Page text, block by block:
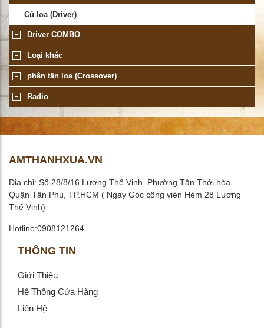
Củ loa (Driver)
Driver COMBO
Loại khác
phân tần loa (Crossover)
Radio
AMTHANHXUA.VN
Địa chỉ: Số 28/8/16 Lương Thế Vinh, Phường Tân Thới hòa,
Quận Tân Phú, TP.HCM ( Ngay Góc công viên Hẻm 28 Lương
Thế Vinh)
Hotline:0908121264
THÔNG TIN
Giới Thiệu
Hệ Thống Cửa Hàng
Liên Hệ